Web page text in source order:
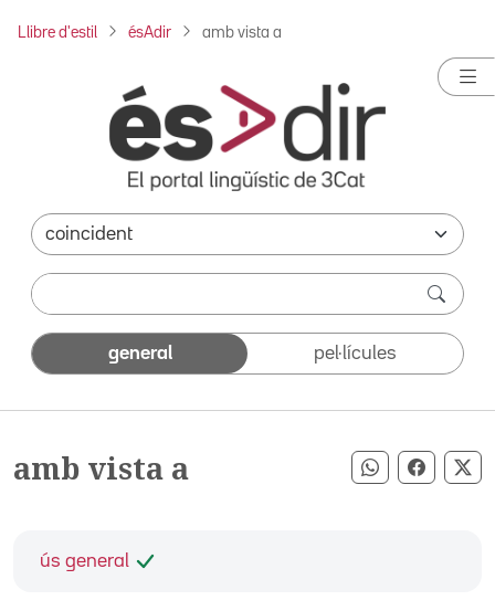
Llibre d'estil ésAdir amb vista a
general pel·lícules
amb vista a Compartir
ús general